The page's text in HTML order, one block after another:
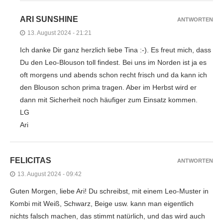
ARI SUNSHINE
13. August 2024 - 21:21
Ich danke Dir ganz herzlich liebe Tina :-). Es freut mich, dass
Du den Leo-Blouson toll findest. Bei uns im Norden ist ja es
oft morgens und abends schon recht frisch und da kann ich
den Blouson schon prima tragen. Aber im Herbst wird er
dann mit Sicherheit noch häufiger zum Einsatz kommen.
LG
Ari
ANTWORTEN
FELICITAS
13. August 2024 - 09:42
Guten Morgen, liebe Ari! Du schreibst, mit einem Leo-Muster in
Kombi mit Weiß, Schwarz, Beige usw. kann man eigentlich
nichts falsch machen, das stimmt natürlich, und das wird auch
ANTWORTEN